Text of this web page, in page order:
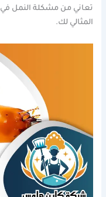
تعاني من مشكلة النمل
المثالي لك.